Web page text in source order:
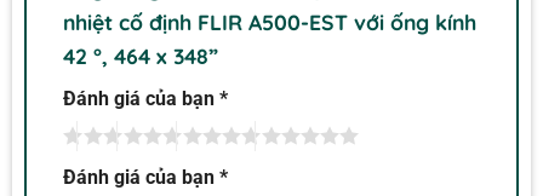
Ethernet để lắp đặt một dây cáp
Tích hợp dễ dàng vào các dịch vụ web với RESTful
cung cấp các giải pháp VMS và NVR bảo mật tiêu
chuẩn
Nhiều điểm lắp trường hợp để hỗ trợ lắp đặt chân
nhiệt cố định FLIR A500-EST với ống kính
42 °, 464 x 348”
Đánh giá của bạn *
Đánh giá của bạn *